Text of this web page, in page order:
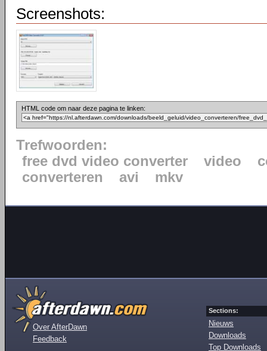
Screenshots:
HTML code om naar deze pagina te linken:
Trefwoorden:
free dvd video converter
video
converteren
avi mkv
Over AfterDawn
Feedback
Sections:
Nieuws
Downloads
Top Downloads